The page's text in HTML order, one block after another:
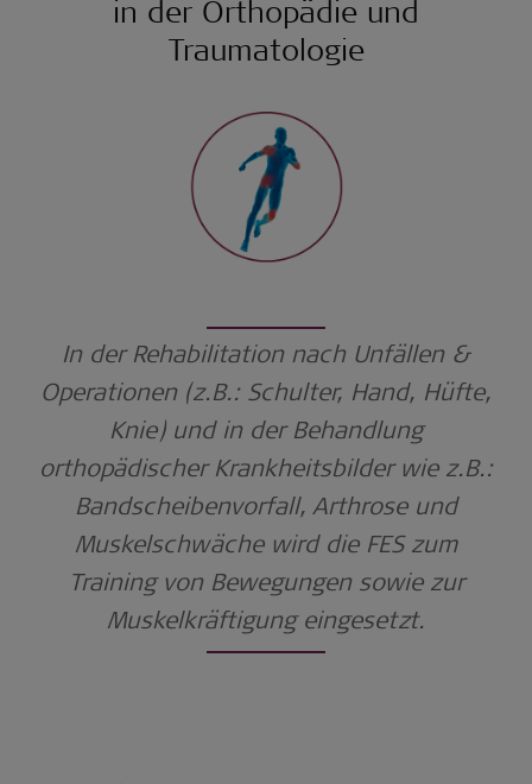
in der Orthopädie und
Traumatologie
In der Rehabilitation nach Unfällen &
Operationen (z.B.: Schulter, Hand, Hüfte,
Knie) und in der Behandlung
orthopädischer Krankheitsbilder wie z.B.:
Bandscheibenvorfall, Arthrose und
Muskelschwäche wird die FES zum
Training von Bewegungen sowie zur
Muskelkräftigung eingesetzt.